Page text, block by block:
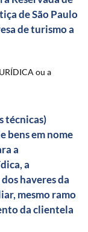
de São Paulo
de turismo a
ou a
técnicas)
bens em nome
a
a
haveres da
mesmo ramo
da clientela